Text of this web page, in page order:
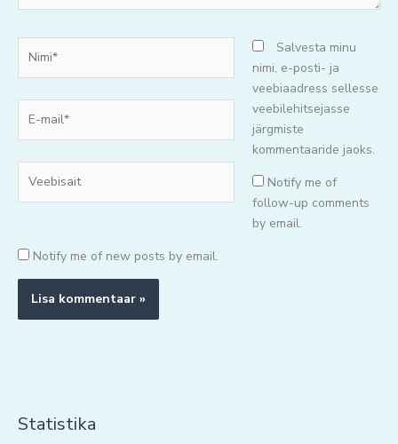
mail*
Salvesta minu
nimi, e-posti- ja
veebiaadress sellesse
veebilehitsejasse
järgmiste
kommentaaride jaoks.
Notify me of
follow-up comments
by email.
Notify me of new posts by email.
Statistika